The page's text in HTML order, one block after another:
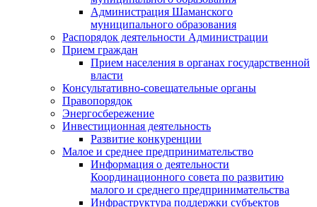
Администрация Шаманского
муниципального образования
Распорядок деятельности Администрации
Прием граждан
Прием населения в органах государственной
власти
Консультативно-совещательные органы
Правопорядок
Энергосбережение
Инвестиционная деятельность
Развитие конкуренции
Малое и среднее предпринимательство
Информация о деятельности
Координационного совета по развитию
малого и среднего предпринимательства
Инфраструктура поддержки субъектов